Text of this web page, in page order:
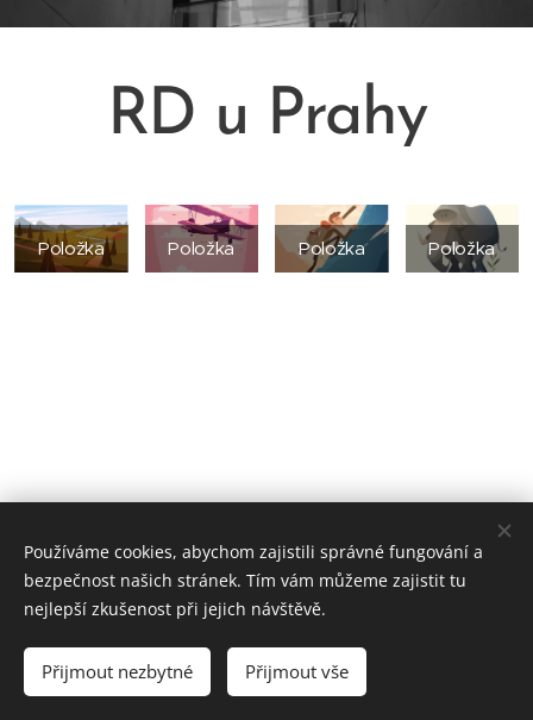
RD u Prahy
Položka Položka Položka Položka
Kaštanová 515/125a 620 00 Brno - Tuřany
Cookies
Používáme cookies, abychom zajistili správné fungování a
bezpečnost našich stránek. Tím vám můžeme zajistit tu
nejlepší zkušenost při jejich návštěvě.
Přijmout nezbytné Přijmout vše